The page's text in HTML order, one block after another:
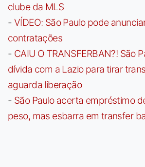
clube da MLS
- VÍDEO: São Paulo pode
contratações
- CAIU O TRANSFERBAN?! São
dívida com a Lazio para tirar
aguarda liberação
- São Paulo acerta empréstimo
peso, mas esbarra em transfer